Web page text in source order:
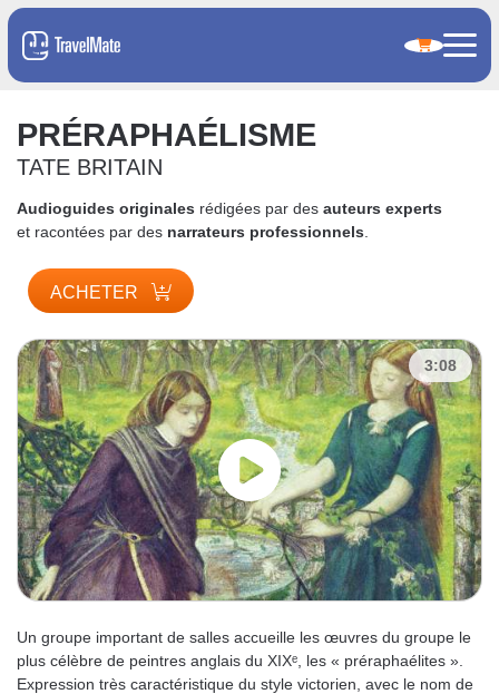
PRÉRAPHAÉLISME
TATE BRITAIN
Audioguides originales rédigées par des auteurs experts
et racontées par des narrateurs professionnels
ACHETER
3:08
Un groupe important de salles accueille les œuvres du groupe le
plus célèbre de peintres anglais du XIXᵉ, les « préraphaélites ».
Expression très caractéristique du style victorien, avec le nom de